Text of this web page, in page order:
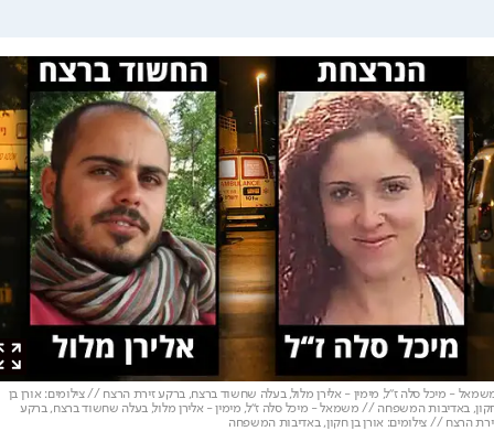
- מיכל סלה ז"ל, מימין - אלירן מלול, בעלה שחשוד ברצח, ברקע זירת הרצח // צילומים: אורן בן
באדיבות המשפחה // משמאל - מיכל סלה ז"ל, מימין - אלירן מלול, בעלה שחשוד ברצח, ברקע
הרצח // צילומים: אורן בן חקון, באדיבות המשפחה